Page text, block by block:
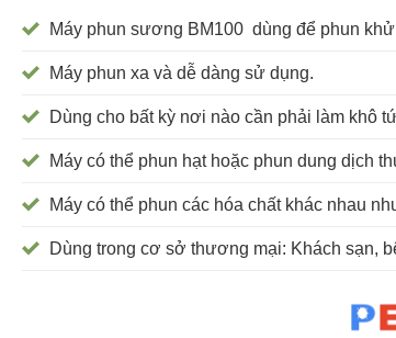
Máy phun sương BM100 dùng để phun
Máy phun xa và dễ dàng sử dụng.
Dùng cho bất kỳ nơi nào cần phải làm khô
Máy có thể phun hạt hoặc phun dung dịch
Máy có thể phun các hóa chất khác nhau
Dùng trong cơ sở thương mại: Khách sạn,